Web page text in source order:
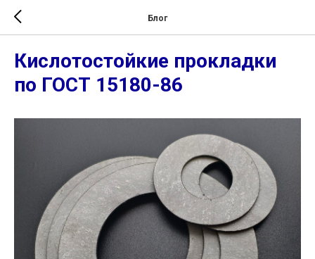
Блог
Кислотостойкие прокладки
по ГОСТ 15180-86